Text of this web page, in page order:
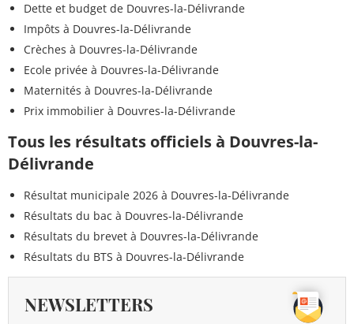
Dette et budget de Douvres-la-Délivrande
Impôts à Douvres-la-Délivrande
Crèches à Douvres-la-Délivrande
Ecole privée à Douvres-la-Délivrande
Maternités à Douvres-la-Délivrande
Prix immobilier à Douvres-la-Délivrande
Tous les résultats officiels à Douvres-la-
Délivrande
Résultat municipale 2026 à Douvres-la-Délivrande
Résultats du bac à Douvres-la-Délivrande
Résultats du brevet à Douvres-la-Délivrande
Résultats du BTS à Douvres-la-Délivrande
NEWSLETTERS